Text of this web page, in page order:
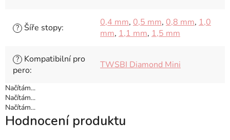
? Šíře stopy: 0,4 mm, 0,5 mm, 0,8 mm, 1,0
mm, 1,1 mm, 1,5 mm
? Kompatibilní pro
pero: TWSBI Diamond Mini
Načítám...
Načítám...
Načítám...
Hodnocení produktu